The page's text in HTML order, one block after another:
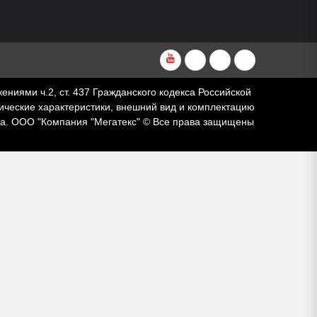
YouTubeVKvideoRuTubeDzen
ч.2, ст. 437 Гражданского кодекса Российской
характеристики, внешний вид и комплектацию
ООО "Компания "Мегатекс" © Все права защищены